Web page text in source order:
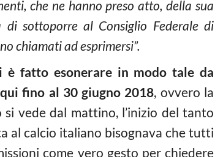
che ne hanno preso atto, della sua
sottoporre al Consiglio Federale di
chiamati ad esprimersi”.
fatto esonerare in modo tale da
fino al 30 giugno 2018, ovvero la
vede dal mattino, l’inizio del tanto
al calcio italiano bisognava che tutti
come vero gesto per chiedere